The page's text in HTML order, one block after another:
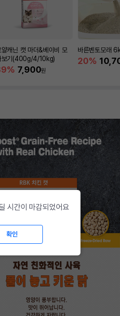
얄캐닌 캣 마더&베이비 모
보기(400g/4/10kg)
7,900원
바른벤토모래
20%
시간이 마감되었어요
확인